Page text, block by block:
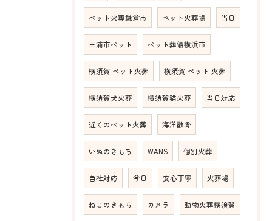
ペット火葬鎌倉市 ペット火葬場 当日
三浦市ペット ペット葬儀横浜市
横須賀 ペット火葬 横須賀 ペット 火葬
横須賀犬火葬 横須賀猫火葬 当日対応
近くのペット火葬 海洋散骨
いぬのきもち WANS 個別火葬
自社対応 今日 安心丁寧 火葬場
ねこのきもち カメラ 動物火葬横須賀